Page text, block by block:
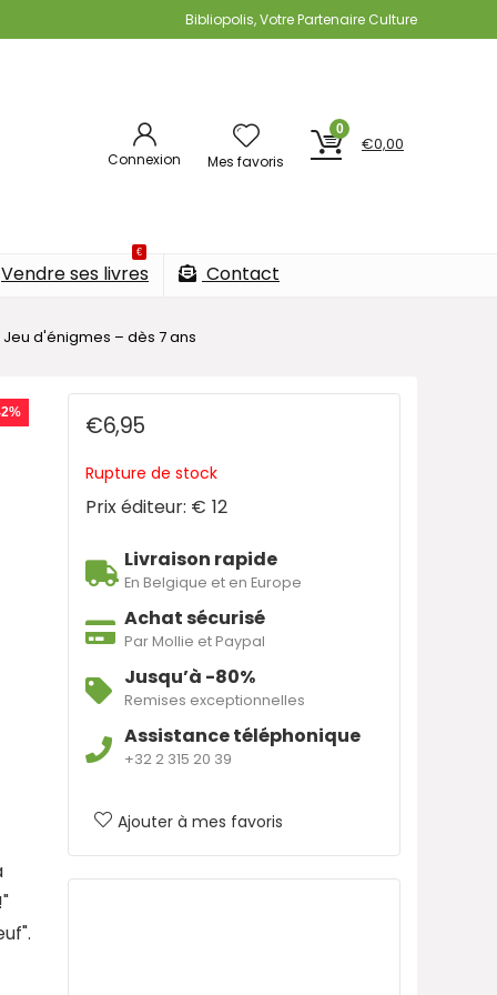
Bibliopolis, Votre Partenaire Culture
Connexion Mes favoris
0
€0,00
€
Vendre ses livres Contact
Jeu d'énigmes – dès 7 ans
€6,95
Rupture de stock
Prix éditeur: € 12
Livraison rapide
En Belgique et en Europe
Achat sécurisé
Par Mollie et Paypal
Jusqu’à -80%
Remises exceptionnelles
Assistance téléphonique
+32 2 315 20 39
Ajouter à mes favoris